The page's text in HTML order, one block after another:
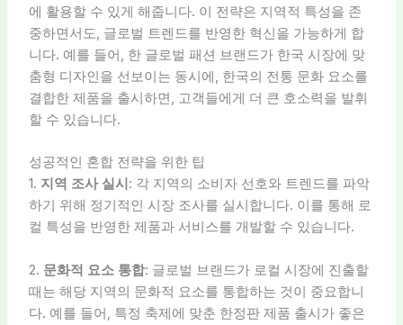
에 활용할 수 있게 해줍니다. 이 전략은 지역적 특성을 존
중하면서도, 글로벌 트렌드를 반영한 혁신을 가능하게 합
니다. 예를 들어, 한 글로벌 패션 브랜드가 한국 시장에 맞
춤형 디자인을 선보이는 동시에, 한국의 전통 문화 요소를
결합한 제품을 출시하면, 고객들에게 더 큰 호소력을 발휘
할 수 있습니다.
성공적인 혼합 전략을 위한 팁
1. 지역 조사 실시 : 각 지역의 소비자 선호와 트렌드를 파악
하기 위해 정기적인 시장 조사를 실시합니다. 이를 통해 로
컬 특성을 반영한 제품과 서비스를 개발할 수 있습니다.
2. 문화적 요소 통합: 글로벌 브랜드가 로컬 시장에 진출할
때는 해당 지역의 문화적 요소를 통합하는 것이 중요합니
다. 예를 들어, 특정 축제에 맞춘 한정판 제품 출시가 좋은